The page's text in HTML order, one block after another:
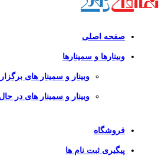
صفحه اصلی
وبینارها و سمینارها
وبینار و سمینار های
وبینار و سمینار های در
فروشگاه
پیگیری ثبت نام ها